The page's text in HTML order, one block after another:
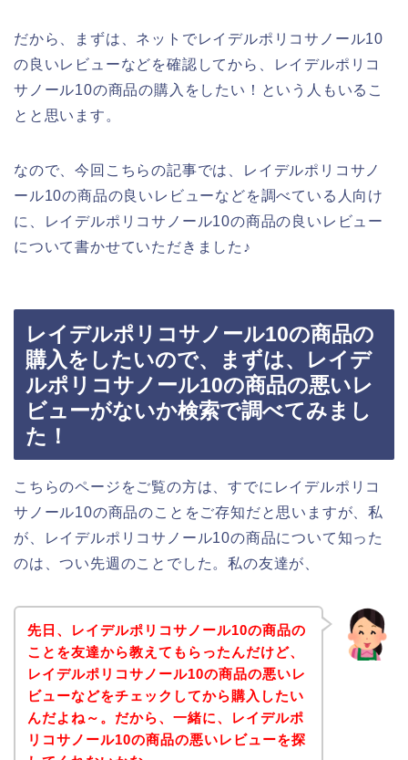
だから、まずは、ネットでレイデルポリコサノール10
の良いレビューなどを確認してから、レイデルポリコ
サノール10の商品の購入をしたい！という人もいるこ
とと思います。
なので、今回こちらの記事では、レイデルポリコサノ
ール10の商品の良いレビューなどを調べている人向け
に、レイデルポリコサノール10の商品の良いレビュー
について書かせていただきました♪
レイデルポリコサノール10の商品の
購入をしたいので、まずは、レイデ
ルポリコサノール10の商品の悪いレ
ビューがないか検索で調べてみまし
た！
こちらのページをご覧の方は、すでにレイデルポリコ
サノール10の商品のことをご存知だと思いますが、私
が、レイデルポリコサノール10の商品について知った
のは、つい先週のことでした。私の友達が、
先日、レイデルポリコサノール10の商品の
ことを友達から教えてもらったんだけど、
レイデルポリコサノール10の商品の悪いレ
ビューなどをチェックしてから購入したい
んだよね～。だから、一緒に、レイデルポ
リコサノール10の商品の悪いレビューを探